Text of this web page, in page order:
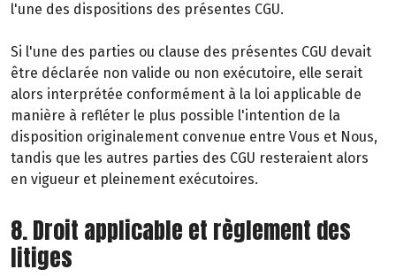
l'une des dispositions des présentes CGU.
Si l'une des parties ou clause des présentes CGU devait
être déclarée non valide ou non exécutoire, elle serait
alors interprétée conformément à la loi applicable de
manière à refléter le plus possible l'intention de la
disposition originalement convenue entre Vous et Nous,
tandis que les autres parties des CGU resteraient alors
en vigueur et pleinement exécutoires.
8. Droit applicable et règlement des
litiges